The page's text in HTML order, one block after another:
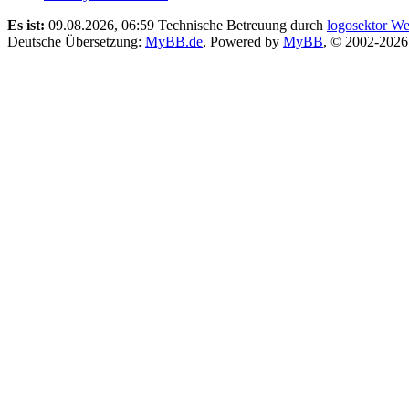
Es ist: 09.08.2026, 06:59 Technische Betreuung durch logosektor
Deutsche Übersetzung: MyBB.de, Powered by MyBB, © 2002-